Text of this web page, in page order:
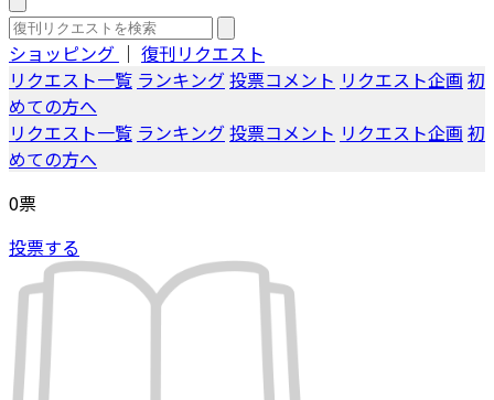
ショッピング ｜ 復刊リクエスト
リクエスト一覧 ランキング投票コメント リクエスト企画 初
めての方へ
リクエスト一覧 ランキング投票コメント リクエスト企画 初
めての方へ
0票
投票する